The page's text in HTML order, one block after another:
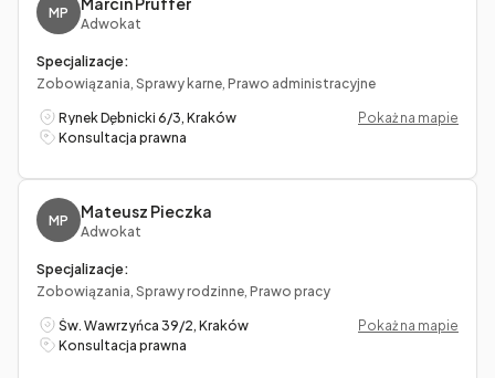
MP
Adwokat
Specjalizacje:
Zobowiązania, Sprawy karne, Prawo administracyjne
Rynek Dębnicki 6/3, Kraków
Pokaż na mapie
Konsultacja prawna
MP Mateusz Pieczka
Adwokat
Specjalizacje:
Zobowiązania, Sprawy rodzinne, Prawo pracy
Św. Wawrzyńca 39/2, Kraków
Pokaż na mapie
Konsultacja prawna